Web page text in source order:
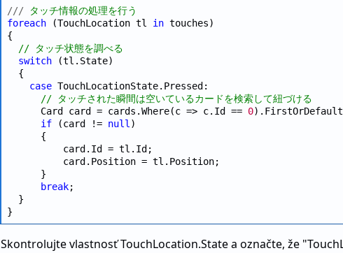
/// タッチ情報の処理を行う
foreach (TouchLocation tl in touches)
{
// タッチ状態を調べる
switch (tl.State)
  {
case TouchLocationState.Pressed:
// タッチされた瞬間は空いているカードを検索して紐づける
      Card card = cards.Where(c => c.Id ==
0
if (card != null)
      {
          card.Id = tl.Id;
          card.Position = tl.Position;
      }
break;
  }
Skontrolujte vlastnosť TouchLocation.State a označte, že